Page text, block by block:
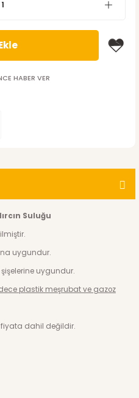
HABER VER
Suluğu
uygundur.
uygundur.
plastik meşrubat ve gazoz
fiyata dahil değildir.